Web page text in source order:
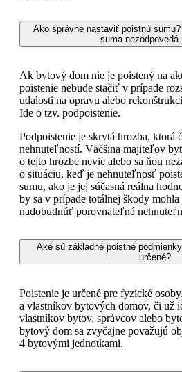
Ako správne nastaviť poistnú
suma nezodpovedá
Ak bytový dom nie je poistený na
poistenie nebude stačiť v prípade
udalosti na opravu alebo
Ide o tzv. podpoistenie.
Podpoistenie je skrytá hrozba, ktorá
nehnuteľností. Väčšina majiteľov
o tejto hrozbe nevie alebo sa ňou
o situáciu, keď je nehnuteľnosť
sumu, ako je jej súčasná reálna
by sa v prípade totálnej škody
nadobudnúť porovnateľná
Aké sú základné poistné
určené?
Poistenie je určené pre fyzické
a vlastníkov bytových domov, či už
vlastníkov bytov, správcov alebo
bytový dom sa zvyčajne považujú
4 bytovými jednotkami.